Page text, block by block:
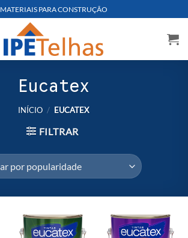
MATERIAIS PARA CONSTRUÇÃO
Eucatex
INÍCIO / EUCATEX
FILTRAR